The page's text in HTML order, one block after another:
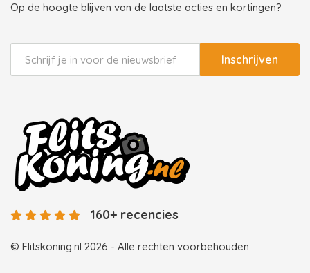
Op de hoogte blijven van de laatste acties en kortingen?
Inschrijven
© Flitskoning.nl 2026 - Alle rechten voorbehouden
160+ recencies